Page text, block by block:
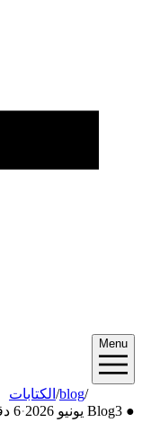
Menu
الكتابات/blog
●
Blog 3 يونيو 2026 ·6 دقيقة